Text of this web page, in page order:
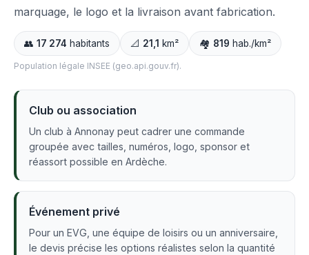
marquage, le logo et la livraison avant fabrication.
👥 17 274 habitants 📐 21,1 km² 🏘️ 819 hab./km²
Population légale INSEE (geo.api.gouv.fr).
Club ou association
Un club à Annonay peut cadrer une commande
groupée avec tailles, numéros, logo, sponsor et
réassort possible en Ardèche.
Événement privé
Pour un EVG, une équipe de loisirs ou un anniversaire,
le devis précise les options réalistes selon la quantité